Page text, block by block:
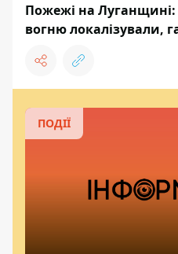
Пожежі на
вогню локалізували,
ПОДІЇ